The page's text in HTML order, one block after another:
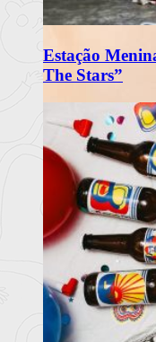
Estação
The Stars”
Matriarca
com
O restaurante
de verão 2
Ler mais+